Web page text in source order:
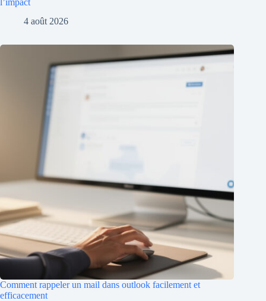
4 août 2026
Comment rappeler un mail dans outlook facilement et
efficacement